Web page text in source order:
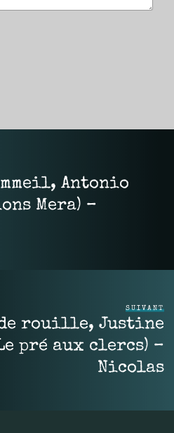
Antonio
Mera) –
SUIVANT
rouille, Justine
pré aux clercs) –
Nicolas